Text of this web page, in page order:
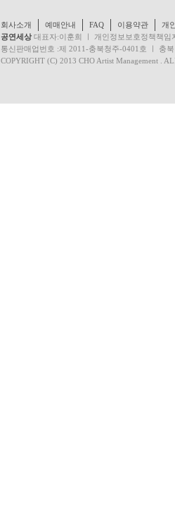
회사소개 예매안내 FAQ 이용약관
개
공연세상 대표자:이훈희 ㅣ 개인정보보호정책책
통신판매업번호 :제 2011-충북청주-0401호 ㅣ 충
COPYRIGHT (C) 2013 CHO Artist Management .